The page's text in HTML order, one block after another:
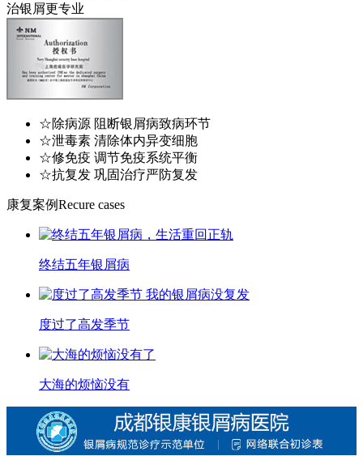
治银屑更专业
☆除病源 阻断银屑病致病环节
☆泄毒素 清除体内异变细胞
☆修免疫 调节免疫系统平衡
☆抗复发 巩固治疗严防复发
康复案例Recure cases
终结五年银屑病
度过了高发季节
大海的烦恼没有